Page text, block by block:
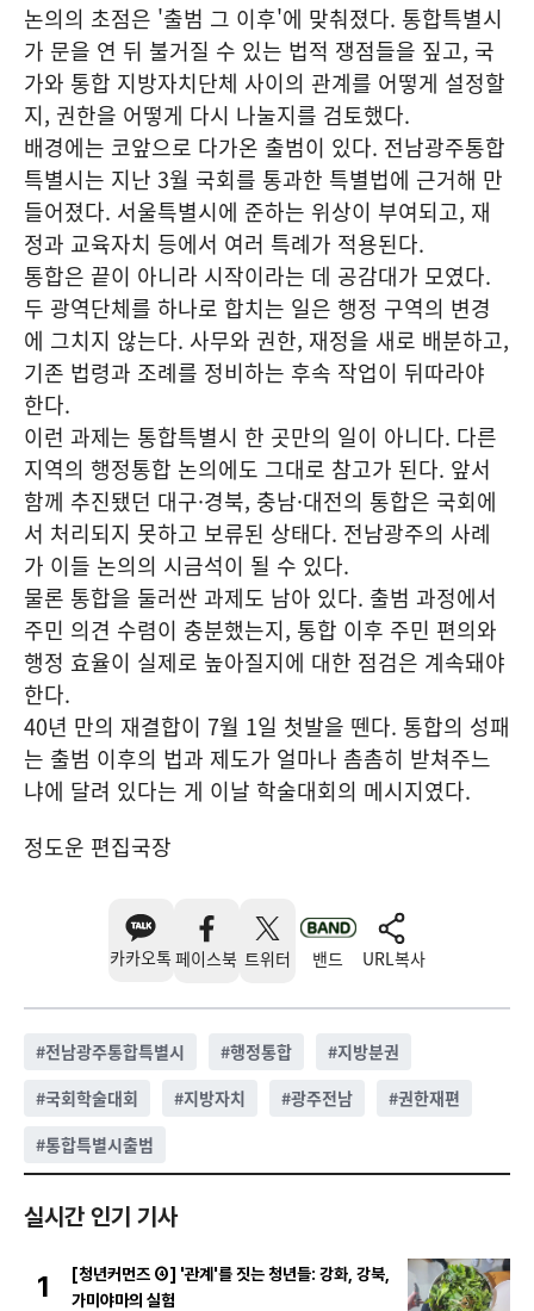
논의의 초점은 '출범 그 이후'에 맞춰졌다. 통합특별시
가 문을 연 뒤 불거질 수 있는 법적 쟁점들을 짚고, 국
가와 통합 지방자치단체 사이의 관계를 어떻게 설정할
지, 권한을 어떻게 다시 나눌지를 검토했다.
배경에는 코앞으로 다가온 출범이 있다. 전남광주통합
특별시는 지난 3월 국회를 통과한 특별법에 근거해 만
들어졌다. 서울특별시에 준하는 위상이 부여되고, 재
정과 교육자치 등에서 여러 특례가 적용된다.
통합은 끝이 아니라 시작이라는 데 공감대가 모였다.
두 광역단체를 하나로 합치는 일은 행정 구역의 변경
에 그치지 않는다. 사무와 권한, 재정을 새로 배분하고,
기존 법령과 조례를 정비하는 후속 작업이 뒤따라야
한다.
이런 과제는 통합특별시 한 곳만의 일이 아니다. 다른
지역의 행정통합 논의에도 그대로 참고가 된다. 앞서
함께 추진됐던 대구·경북, 충남·대전의 통합은 국회에
서 처리되지 못하고 보류된 상태다. 전남광주의 사례
가 이들 논의의 시금석이 될 수 있다.
물론 통합을 둘러싼 과제도 남아 있다. 출범 과정에서
주민 의견 수렴이 충분했는지, 통합 이후 주민 편의와
행정 효율이 실제로 높아질지에 대한 점검은 계속돼야
한다.
40년 만의 재결합이 7월 1일 첫발을 뗀다. 통합의 성패
는 출범 이후의 법과 제도가 얼마나 촘촘히 받쳐주느
냐에 달려 있다는 게 이날 학술대회의 메시지였다.
정도운 편집국장
카카오톡 페이스북 트위터 밴드 URL복사
#전남광주통합특별시 #행정통합 #지방분권
#국회학술대회 #지방자치 #광주전남 #권한재편
#통합특별시출범
실시간 인기 기사
1
[청년커먼즈 ④] '관계'를 짓는 청년들: 강화, 강북,
가미야마의 실험